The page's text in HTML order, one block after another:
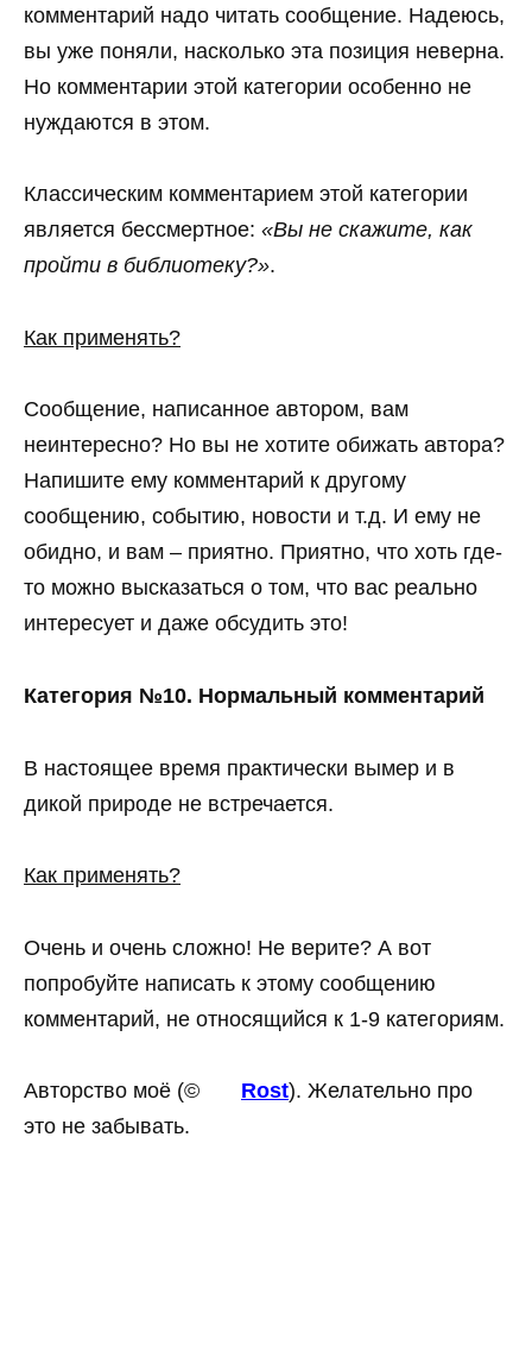
комментарий надо читать сообщение. Надеюсь,
вы уже поняли, насколько эта позиция неверна.
Но комментарии этой категории особенно не
нуждаются в этом.
Классическим комментарием этой категории
является бессмертное: «Вы не скажите, как
пройти в библиотеку?».
Как применять?
Сообщение, написанное автором, вам
неинтересно? Но вы не хотите обижать автора?
Напишите ему комментарий к другому
сообщению, событию, новости и т.д. И ему не
обидно, и вам – приятно. Приятно, что хоть где-
то можно высказаться о том, что вас реально
интересует и даже обсудить это!
Категория №10. Нормальный комментарий
В настоящее время практически вымер и в
дикой природе не встречается.
Как применять?
Очень и очень сложно! Не верите? А вот
попробуйте написать к этому сообщению
комментарий, не относящийся к 1-9 категориям.
Авторство моё (© Rost). Желательно про
это не забывать.